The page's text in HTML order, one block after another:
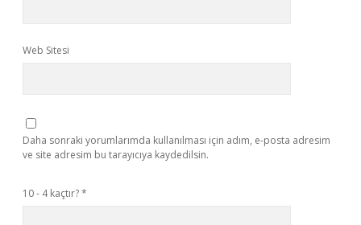
Web Sitesi
Daha sonraki yorumlarımda kullanılması için adım, e-posta adresim
ve site adresim bu tarayıcıya kaydedilsin.
10 - 4 kaçtır?*